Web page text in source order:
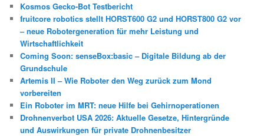
Kosmos Gecko-Bot Testbericht
fruitcore robotics stellt HORST600 G2 und HORST800 G2 vor
– neue Robotergeneration für mehr Leistung und
Wirtschaftlichkeit
Coming Soon: senseBox:basic – Digitale Bildung ab der
Grundschule
Artemis II – Wie Roboter den Weg zurück zum Mond
vorbereiten
Ein Roboter im MRT: neue Hilfe bei Gehirnoperationen
Drohnenverbot USA 2026: Aktuelle Gesetze, Hintergründe
und Auswirkungen für private Drohnenbesitzer